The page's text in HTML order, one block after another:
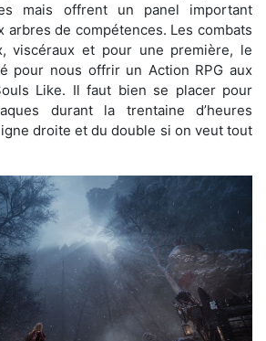
mais offrent un panel important
arbres de compétences. Les combats
viscéraux et pour une première, le
pour nous offrir un Action RPG aux
Like. Il faut bien se placer pour
durant la trentaine d’heures
droite et du double si on veut tout